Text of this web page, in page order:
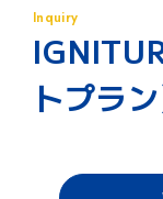
Inquiry
トプラ